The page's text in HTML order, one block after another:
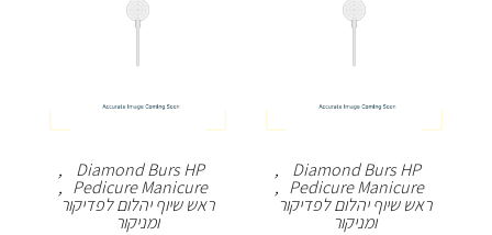
Diamond Burs HP
,
Pedicure Manicure
,
ראש שיוף יהלום לפדיקור
ומניקור
Diamond Burs HP
,
Pedicure Manicure
,
ראש שיוף יהלום לפדיקור
ומניקור